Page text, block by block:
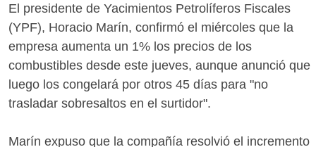
El presidente de Yacimientos Petrolíferos Fiscales
(YPF), Horacio Marín, confirmó el miércoles que la
empresa aumenta un 1% los precios de los
combustibles desde este jueves, aunque anunció que
luego los congelará por otros 45 días para "no
trasladar sobresaltos en el surtidor".
Marín expuso que la compañía resolvió el incremento